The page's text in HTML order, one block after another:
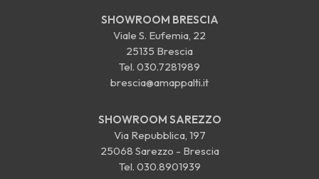
SHOWROOM BRESCIA
Viale S. Eufemia, 22
25135 Brescia
Tel. 030.7281989
brescia@amappalti.it
SHOWROOM SAREZZO
Via Repubblica, 197
25068 Sarezzo - Brescia
Tel. 030.8901939